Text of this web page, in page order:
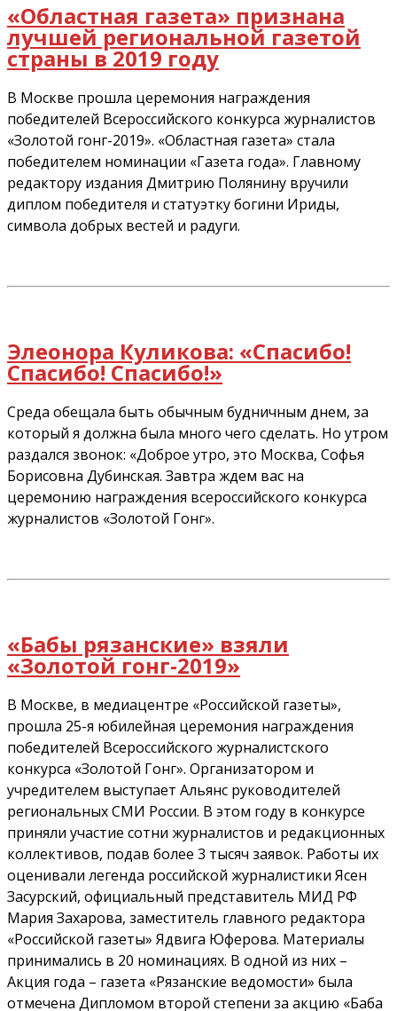
«Областная газета» признана
лучшей региональной газетой
страны в 2019 году
В Москве прошла церемония награждения
победителей Всероссийского конкурса журналистов
«Золотой гонг-2019». «Областная газета» стала
победителем номинации «Газета года». Главному
редактору издания Дмитрию Полянину вручили
диплом победителя и статуэтку богини Ириды,
символа добрых вестей и радуги.
Элеонора Куликова: «Спасибо!
Спасибо! Спасибо!»
Среда обещала быть обычным будничным днем, за
который я должна была много чего сделать. Но утром
раздался звонок: «Доброе утро, это Москва, Софья
Борисовна Дубинская. Завтра ждем вас на
церемонию награждения всероссийского конкурса
журналистов «Золотой Гонг».
«Бабы рязанские» взяли
«Золотой гонг-2019»
В Москве, в медиацентре «Российской газеты»,
прошла 25-я юбилейная церемония награждения
победителей Всероссийского журналистского
конкурса «Золотой Гонг». Организатором и
учредителем выступает Альянс руководителей
региональных СМИ России. В этом году в конкурсе
приняли участие сотни журналистов и редакционных
коллективов, подав более 3 тысяч заявок. Работы их
оценивали легенда российской журналистики Ясен
Засурский, официальный представитель МИД РФ
Мария Захарова, заместитель главного редактора
«Российской газеты» Ядвига Юферова. Материалы
принимались в 20 номинациях. В одной из них –
Акция года – газета «Рязанские ведомости» была
отмечена Дипломом второй степени за акцию «Баба